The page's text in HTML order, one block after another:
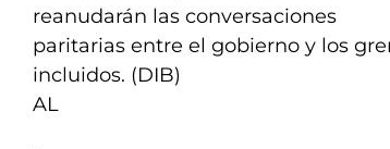
reanudarán las conversaciones
paritarias entre el gobierno y los
incluidos. (DIB)
AL